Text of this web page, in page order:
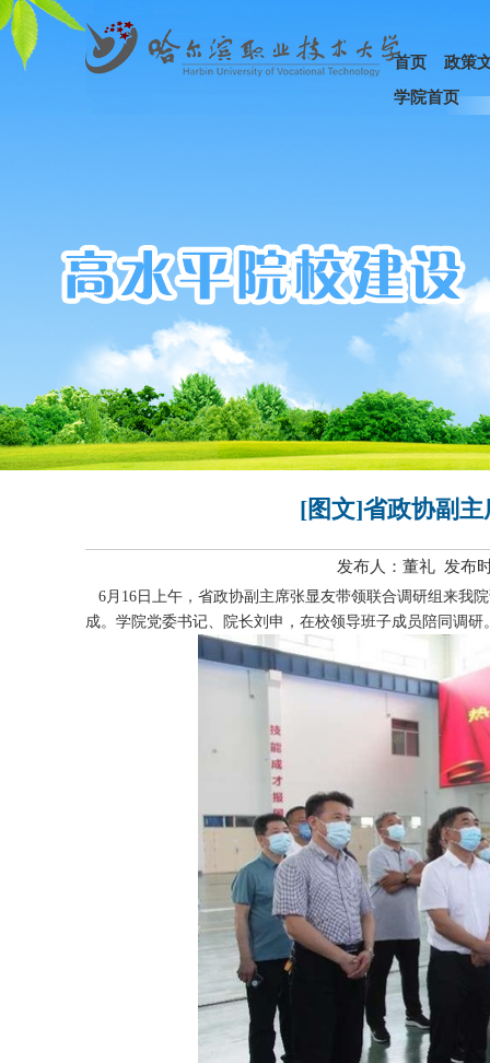
首页
政策
学院首页
[图文]省政协副
发布人：董礼 发布
6月16日上午，省政协副主席张显友带领联合调研组来我
成。学院党委书记、院长刘申，在校领导班子成员陪同调研